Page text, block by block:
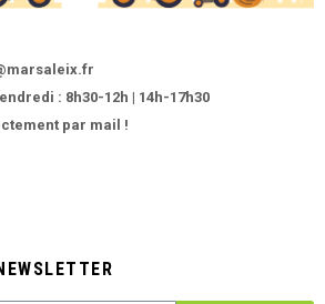
: 8h30-12h | 14h-17h30
par mail !